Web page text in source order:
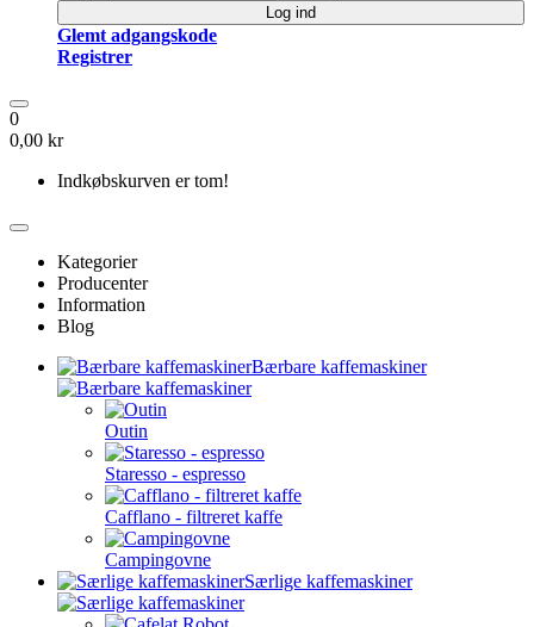
Log ind
Glemt adgangskode
Registrer
0
0,00 kr
Indkøbskurven er tom!
Kategorier
Producenter
Information
Blog
Bærbare kaffemaskiner
Outin
Staresso - espresso
Cafflano - filtreret kaffe
Campingovne
Særlige kaffemaskiner